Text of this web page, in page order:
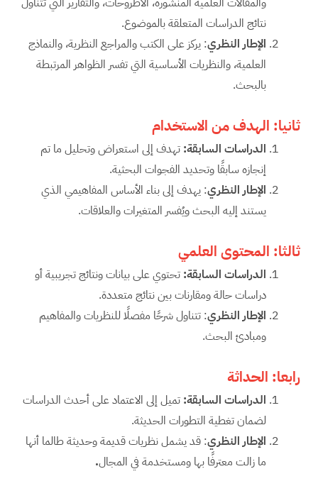
نتائج الدراسات المتعلقة بالموضوع.
الإطار النظري: يركز على الكتب والمراجع النظرية، والنماذج
العلمية، والنظريات الأساسية التي تفسر الظواهر المرتبطة
بالبحث.
ثانيا: الهدفمن الاستخدام
الدراسات السابقة: تهدف إلى استعراض وتحليل ما تم
إنجازه سابقًا وتحديد الفجوات البحثية.
الإطار النظري: يهدف إلى بناء الأساس المفاهيمي الذي
يستند إليه البحث ويُفسر المتغيرات والعلاقات.
ثالثا: المحتوى العلمي
الدراسات السابقة: تحتوي على بيانات ونتائج تجريبية أو
دراسات حالة ومقارنات بين نتائج متعددة.
الإطار النظري: تتناول شرحًا مفصلًا للنظريات والمفاهيم
ومبادئ البحث.
رابعا: الحداثة
الدراسات السابقة: تميل إلى الاعتماد على أحدث الدراسات
لضمان تغطية التطورات الحديثة.
الإطار النظري: قد يشمل نظريات قديمة وحديثة طالما أنها
ما زالت معترفًا بها ومستخدمة في المجال.